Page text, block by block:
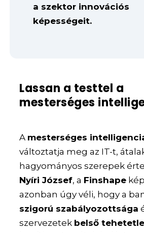
a szektor innovációs
képességeit.
Lassan a testtel a
mesterséges
A mesterséges
változtatja meg az IT-t,
hagyományos szerepek
Nyíri József, a Finshape
azonban úgy véli, hogy a
szigorú szabályozottsága
szervezetek belső